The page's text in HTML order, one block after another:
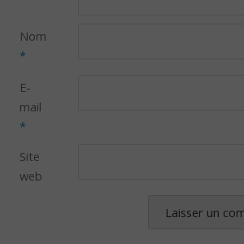
Nom
*
E-
mail
*
Site
web